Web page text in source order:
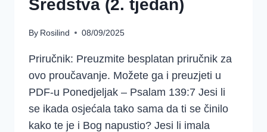
Sredstva (2. tjedan)
By Rosilind 08/09/2025
Priručnik: Preuzmite besplatan priručnik za
ovo proučavanje. Možete ga i preuzjeti u
PDF-u Ponedjeljak – Psalam 139:7 Jesi li
se ikada osjećala tako sama da ti se činilo
kako te je i Bog napustio? Jesi li imala